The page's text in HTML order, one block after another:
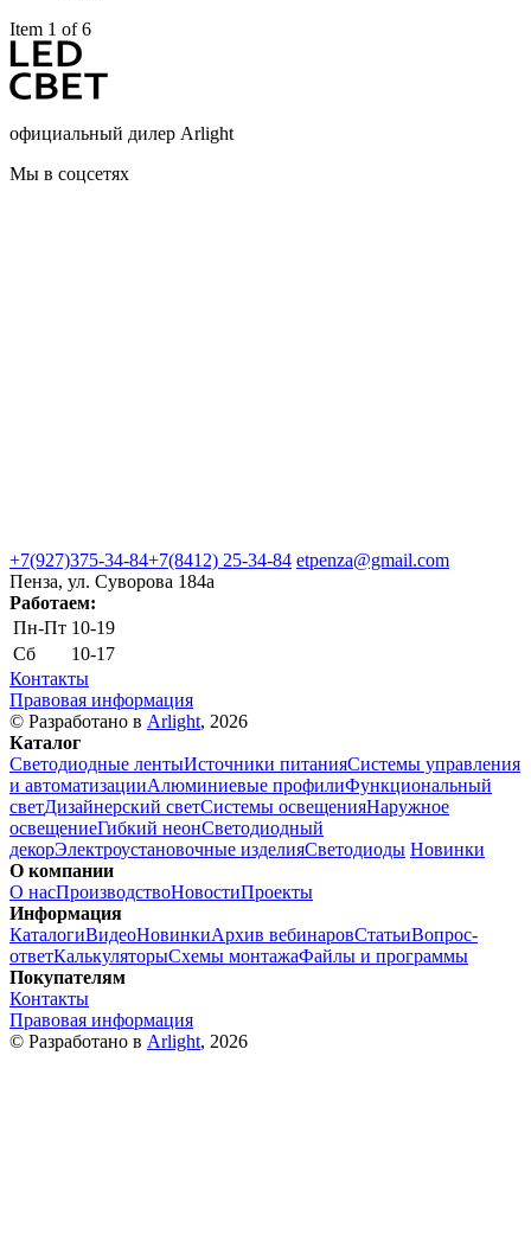
Item 1 of 6
официальный дилер Arlight
Мы в соцсетях
+7(927)375-34-84+7(8412) 25-34-84 etpenza@gmail.com
Пенза, ул. Cуворова 184а
Работаем:
Пн-Пт 10-19
Сб
10-17
Контакты
Правовая информация
© Разработано в Arlight, 2026
Каталог
Светодиодные лентыИсточники питанияСистемы управления
и автоматизацииАлюминиевые профилиФункциональный
светДизайнерский светСистемы освещенияНаружное
освещениеГибкий неонСветодиодный
декорЭлектроустановочные изделияСветодиоды Новинки
О компании
О насПроизводствоНовостиПроекты
Информация
КаталогиВидеоНовинкиАрхив вебинаровСтатьиВопрос-
ответКалькуляторыСхемы монтажаФайлы и программы
Покупателям
Контакты
Правовая информация
© Разработано в Arlight, 2026